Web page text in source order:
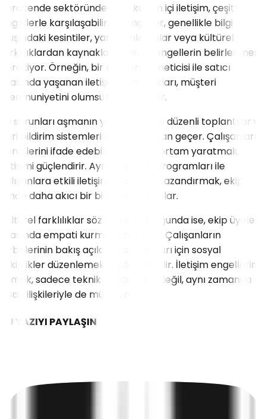
Perakende sektöründe etkili kurum içi iletişim, çeşitli
engellerle karşılaşabilir. Bu engeller, genellikle bilgi
akışındaki kesintiler, yanlış anlamalar veya kültürel
farklılıklardan kaynaklanabilir. Bu engellerin belirlenmesi
gerekiyor. Örneğin, bir mağaza yöneticisi ile satıcı
arasında yaşanan iletişim kopuklukları, müşteri
memnuniyetini olumsuz etkileyebilir.
Bu sorunları aşmanın yolu, öncelikle düzenli toplantılar ve
geri bildirim sistemleri oluşturmaktan geçer. Çalışanların
görüşlerini ifade edebilecekleri bir ortam yaratmak,
iletişimi güçlendirir. Ayrıca, eğitim programları ile
çalışanlara etkili iletişim becerileri kazandırmak, ekip
içinde daha akıcı bir bilgi akışını sağlar.
Kültürel farklılıklar söz konusu olduğunda ise, ekip üyeleri
arasında empati kurmak önemlidir. Çalışanların
birbirlerinin bakış açılarını anlamaları için sosyal
etkinlikler düzenlemek faydalı olabilir. İletişim engellerini
aşmak, sadece teknik stratejilerle değil, aynı zamanda
insan ilişkileriyle de mümkündür.
BU YAZIYI PAYLAŞIN